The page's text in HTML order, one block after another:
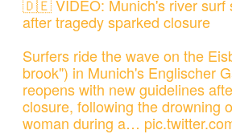
🇩🇪 VIDEO: Munich's river surf
after tragedy sparked closure
Surfers ride the wave on the
brook") in Munich's Englischer
reopens with new guidelines
closure, following the drowning
woman during a…